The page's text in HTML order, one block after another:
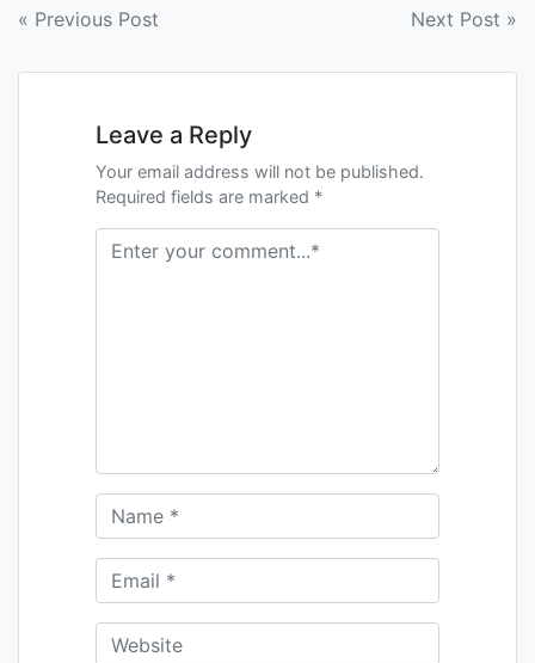
Navigation
de
l’article
« Previous Post Next Post »
Leave a Reply
Your email address will not be published.
Required fields are marked *